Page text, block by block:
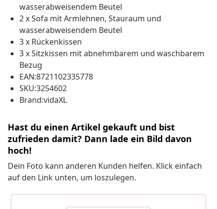
wasserabweisendem Beutel
2 x Sofa mit Armlehnen, Stauraum und
wasserabweisendem Beutel
3 x Rückenkissen
3 x Sitzkissen mit abnehmbarem und waschbarem
Bezug
EAN:8721102335778
SKU:3254602
Brand:vidaXL
Hast du einen Artikel gekauft und bist
zufrieden damit? Dann lade ein Bild davon
hoch!
Dein Foto kann anderen Kunden helfen. Klick einfach
auf den Link unten, um loszulegen.